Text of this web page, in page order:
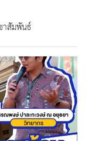
สัมพันธ์